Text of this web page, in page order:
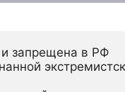
и запрещена в РФ